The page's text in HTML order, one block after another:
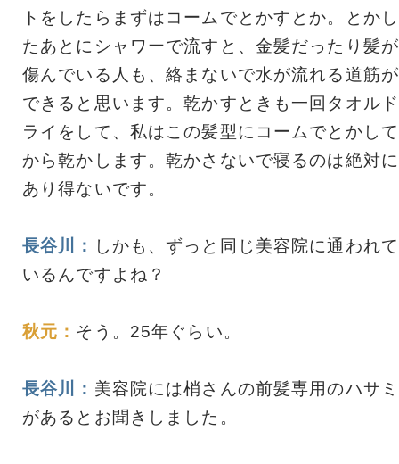
トをしたらまずはコームでとかすとか。とかし
たあとにシャワーで流すと、金髪だったり髪が
傷んでいる人も、絡まないで水が流れる道筋が
できると思います。乾かすときも一回タオルド
ライをして、私はこの髪型にコームでとかして
から乾かします。乾かさないで寝るのは絶対に
あり得ないです。
長谷川：
しかも、ずっと同じ美容院に通われて
いるんですよね？
秋元： そう。25年ぐらい。
長谷川： 美容院には梢さんの前髪専用のハサミ
があるとお聞きしました。